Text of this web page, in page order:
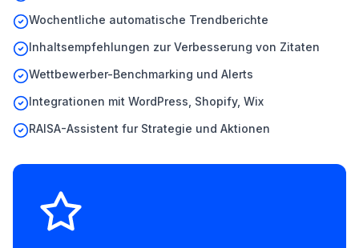
Wochentliche automatische Trendberichte
Inhaltsempfehlungen zur Verbesserung von Zitaten
Wettbewerber-Benchmarking und Alerts
Integrationen mit WordPress, Shopify, Wix
RAISA-Assistent fur Strategie und Aktionen